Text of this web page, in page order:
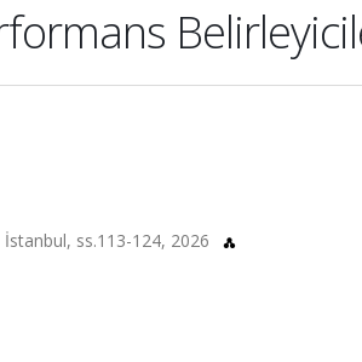
ss.113-124, 2026